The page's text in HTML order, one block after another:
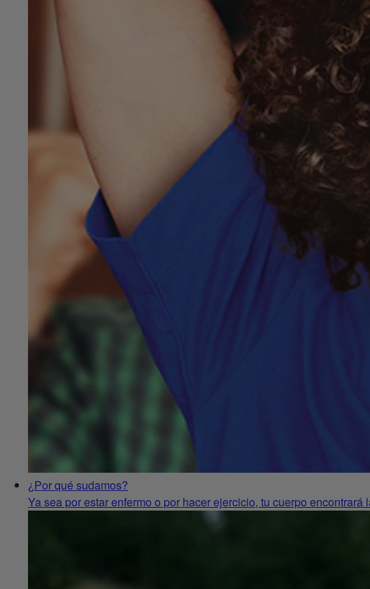
¿Por qué sudamos?
Ya sea por estar enfermo o por hacer ejercicio, tu cuerpo